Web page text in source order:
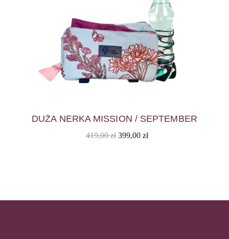
DUŻA NERKA MISSION / SEPTEMBER
419,00zł Pierwotna
cena
399,00 złAktualna
cena